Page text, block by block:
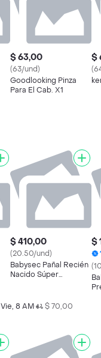
$ 63,00
(63/und)
Goodlooking Pinza
Para El Cab. X1
$
$ 410,00
(20.50/und)
Babysec Pañal Recién
Nacido Súper
$
Vie, 8 AM• $ 70,00